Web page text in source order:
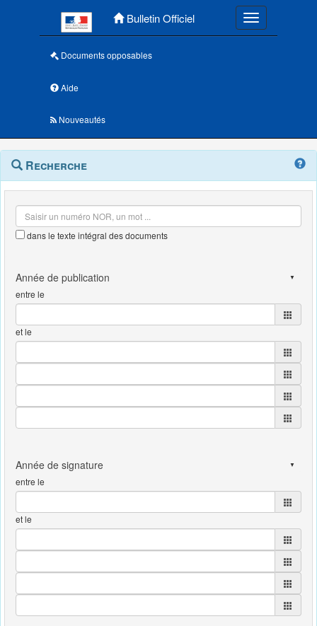
Bulletin Officiel Toggle
Documents opposables
Aide
Nouveautés
Navigation
outils
Menu
contextuel
Recherche
dans le texte intégral des documents
entre le
et le
entre le
et le